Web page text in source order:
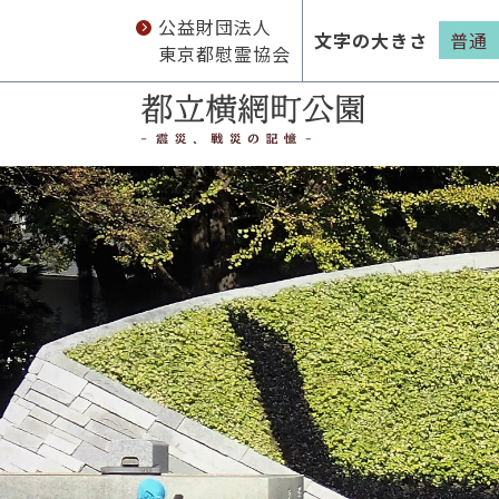
公益財団法人
東京都慰霊協会
文字の大きさ 普通